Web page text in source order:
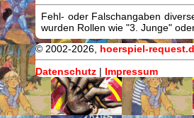
Fehl- oder Falschangaben
wurden Rollen wie "3. Junge"
© 2002-2026, hoerspiel-
Datenschutz | Impressum